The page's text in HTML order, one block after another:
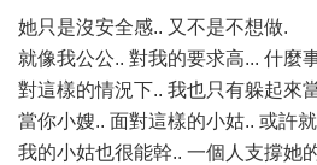
她只是沒安全感.. 又不是不想做.
就像我公公.. 對我的要求高... 什麼
對這樣的情況下.. 我也只有躲起來
當你小嫂.. 面對這樣的小姑.. 或許
我的小姑也很能幹.. 一個人支撐她